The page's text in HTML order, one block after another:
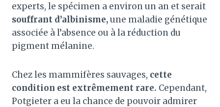
experts, le spécimen a environ un an et serait
souffrant d’albinisme,une maladie génétique
associée à l’absence ou à la réduction du
pigment mélanine.
Chez les mammifères sauvages, cette
condition est extrêmement rare. Cependant,
Potgieter a eu la chance de pouvoir admirer